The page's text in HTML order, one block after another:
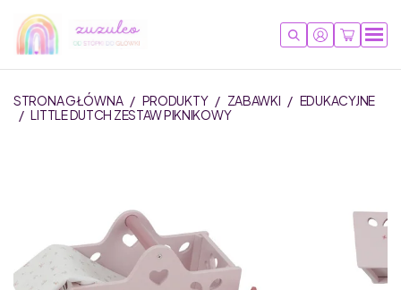
STRONA GŁÓWNA / PRODUKTY / ZABAWKI / EDUKACYJNE
/ LITTLE DUTCH ZESTAW PIKNIKOWY